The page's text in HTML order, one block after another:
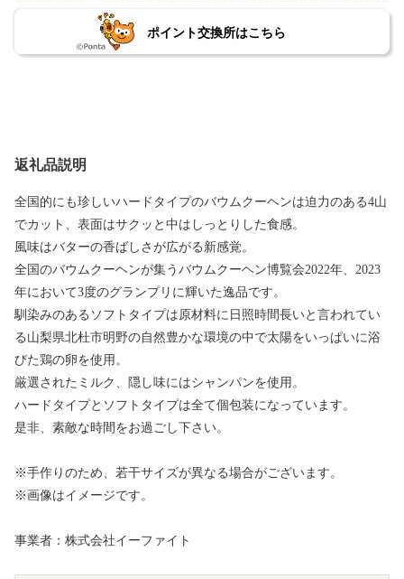
ポイント交換所はこちら
返礼品説明
全国的にも珍しいハードタイプのバウムクーヘンは迫力のある4山
でカット、表面はサクッと中はしっとりした食感。
風味はバターの香ばしさが広がる新感覚。
全国のバウムクーヘンが集うバウムクーヘン博覧会2022年、2023
年において3度のグランプリに輝いた逸品です。
馴染みのあるソフトタイプは原材料に日照時間長いと言われてい
る山梨県北杜市明野の自然豊かな環境の中で太陽をいっぱいに浴
びた鶏の卵を使用。
厳選されたミルク、隠し味にはシャンパンを使用。
ハードタイプとソフトタイプは全て個包装になっています。
是非、素敵な時間をお過ごし下さい。
※手作りのため、若干サイズが異なる場合がございます。
※画像はイメージです。
事業者：株式会社イーファイト